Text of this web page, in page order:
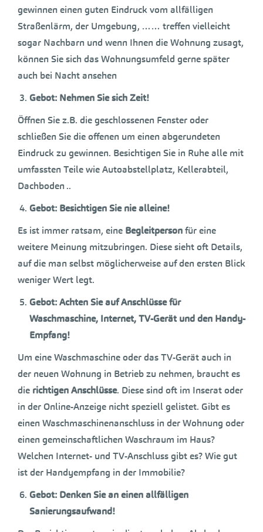
gewinnen einen guten Eindruck vom allfälligen
Straßenlärm, der Umgebung, …… treffen vielleicht
sogar Nachbarn und wenn Ihnen die Wohnung zusagt,
können Sie sich das Wohnungsumfeld gerne später
auch bei Nacht ansehen
Gebot: Nehmen Sie sich Zeit!
Öffnen Sie z.B. die geschlossenen Fenster oder
schließen Sie die offenen um einen abgerundeten
Eindruck zu gewinnen. Besichtigen Sie in Ruhe alle mit
umfassten Teile wie Autoabstellplatz, Kellerabteil,
Dachboden ..
Gebot: Besichtigen Sie nie alleine!
Es ist immer ratsam, eine Begleitpersonfür eine
weitere Meinung mitzubringen. Diese sieht oft Details,
auf die man selbst möglicherweise auf den ersten Blick
weniger Wert legt.
Gebot: Achten Sie auf Anschlüsse für
Waschmaschine, Internet, TV-Gerät und den Handy-
Empfang!
Um eine Waschmaschine oder das TV-Gerät auch in
der neuen Wohnung in Betrieb zu nehmen, braucht es
die richtigen Anschlüsse. Diese sind oft im Inserat oder
in der Online-Anzeige nicht speziell gelistet. Gibt es
einen Waschmaschinenanschluss in der Wohnung oder
einen gemeinschaftlichen Waschraum im Haus?
Welchen Internet- und TV-Anschluss gibt es? Wie gut
ist der Handyempfang in der Immobilie?
Gebot: Denken Sie an einen allfälligen
Sanierungsaufwand!